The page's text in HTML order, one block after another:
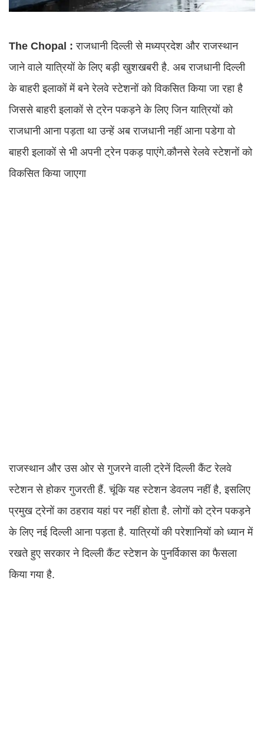
The Chopal :राजधानी दिल्ली से मध्यप्रदेश और राजस्थान
जाने वाले यात्रियों के लिए बड़ी खुशखबरी है. अब राजधानी दिल्ली
के बाहरी इलाकों में बने रेलवे स्टेशनों को विकसित किया जा रहा है
जिससे बाहरी इलाकों से ट्रेन पकड़ने के लिए जिन यात्रियों को
राजधानी आना पड़ता था उन्हें अब राजधानी नहीं आना पडेगा वो
बाहरी इलाकों से भी अपनी ट्रेन पकड़ पाएंगे.कौनसे रेलवे स्टेशनों को
विकसित किया जाएगा
राजस्‍थान और उस ओर से गुजरने वाली ट्रेनें दिल्‍ली कैंट रेलवे
स्‍टेशन से होकर गुजरती हैं. चूंकि यह स्‍टेशन डेवलप नहीं है, इसलिए
प्रमुख ट्रेनों का ठहराव यहां पर नहीं होता है. लोगों को ट्रेन पकड़ने
के लिए नई दिल्‍ली आना पड़ता है. यात्रियों की परेशानियों को ध्‍यान में
रखते हुए सरकार ने दिल्‍ली कैंट स्‍टेशन के पुनर्विकास का फैसला
किया गया है.